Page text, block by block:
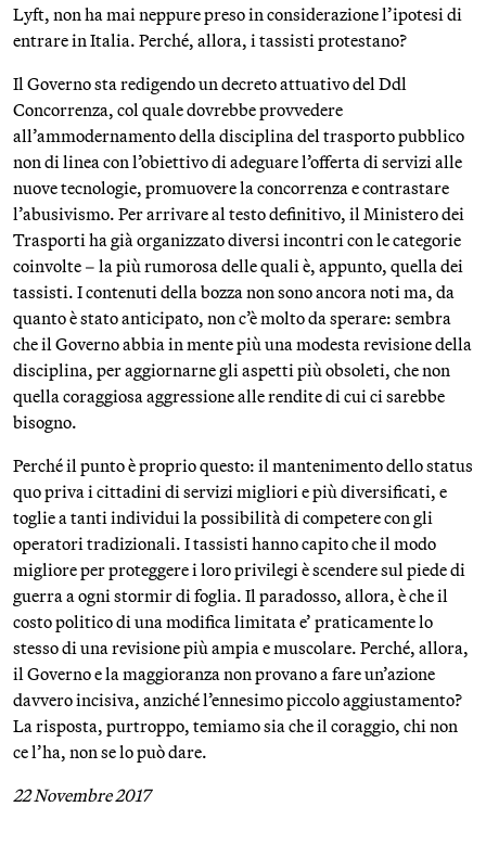
Lyft, non ha mai neppure preso in considerazione l’ipotesi di
entrare in Italia. Perché, allora, i tassisti protestano?
Il Governo sta redigendo un decreto attuativo del Ddl
Concorrenza, col quale dovrebbe provvedere
all’ammodernamento della disciplina del trasporto pubblico
non di linea con l’obiettivo di adeguare l’offerta di servizi alle
nuove tecnologie, promuovere la concorrenza e contrastare
l’abusivismo. Per arrivare al testo definitivo, il Ministero dei
Trasporti ha già organizzato diversi incontri con le categorie
coinvolte – la più rumorosa delle quali è, appunto, quella dei
tassisti. I contenuti della bozza non sono ancora noti ma, da
quanto è stato anticipato, non c’è molto da sperare: sembra
che il Governo abbia in mente più una modesta revisione della
disciplina, per aggiornarne gli aspetti più obsoleti, che non
quella coraggiosa aggressione alle rendite di cui ci sarebbe
bisogno.
Perché il punto è proprio questo: il mantenimento dello status
quo priva i cittadini di servizi migliori e più diversificati, e
toglie a tanti individui la possibilità di competere con gli
operatori tradizionali. I tassisti hanno capito che il modo
migliore per proteggere i loro privilegi è scendere sul piede di
guerra a ogni stormir di foglia. Il paradosso, allora, è che il
costo politico di una modifica limitata e’ praticamente lo
stesso di una revisione più ampia e muscolare. Perché, allora,
il Governo e la maggioranza non provano a fare un’azione
davvero incisiva, anziché l’ennesimo piccolo aggiustamento?
La risposta, purtroppo, temiamo sia che il coraggio, chi non
ce l’ha, non se lo può dare.
22 Novembre 2017